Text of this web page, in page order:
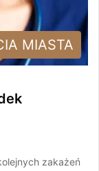
MIASTA
zakażeń